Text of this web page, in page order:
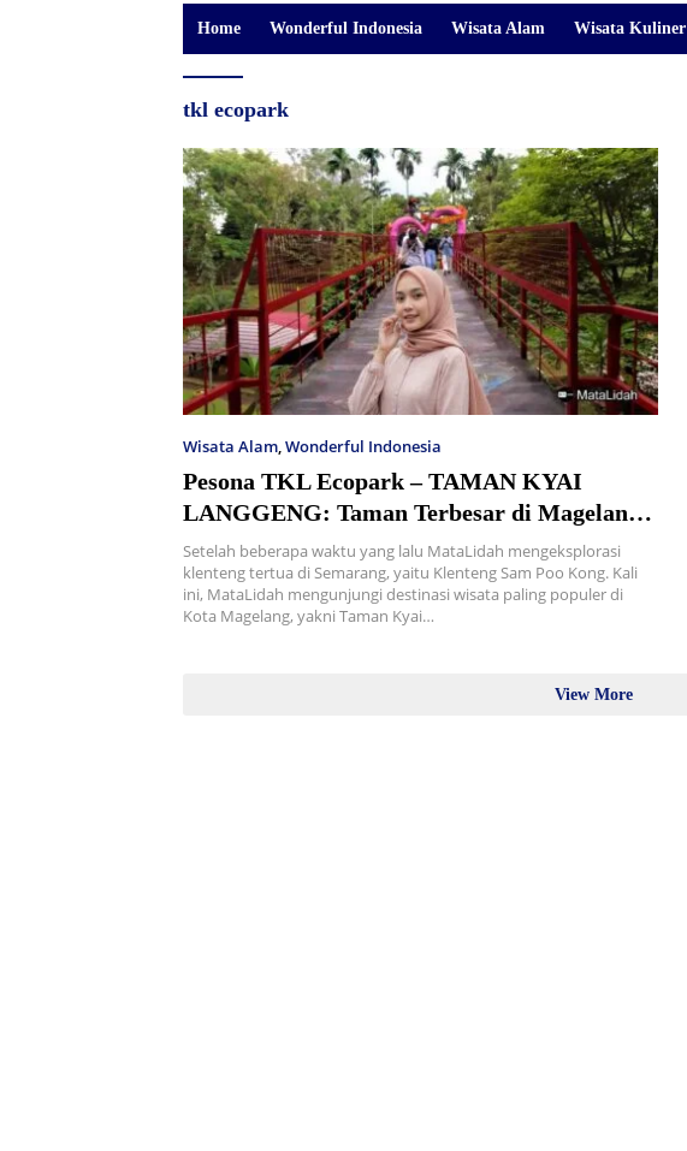
Home Wonderful Indonesia Wisata Alam Wisata Kuliner
tkl ecopark
Wisata Alam,Wonderful Indonesia
Pesona TKL Ecopark – TAMAN KYAI
LANGGENG: Taman Terbesar di Magelang,
Jawa Tengah
Setelah beberapa waktu yang lalu MataLidah mengeksplorasi
klenteng tertua di Semarang, yaitu Klenteng Sam Poo Kong. Kali
ini, MataLidah mengunjungi destinasi wisata paling populer di
Kota Magelang, yakni Taman Kyai…
View More